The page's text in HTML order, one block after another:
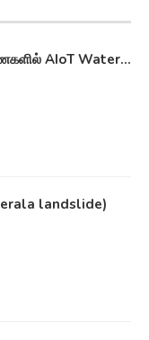
AIoT Water...
landslide)